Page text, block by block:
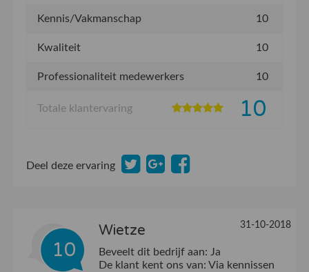
Kennis/Vakmanschap 10
Kwaliteit 10
Professionaliteit medewerkers 10
Totale klantervaring 10
Deel deze ervaring
10
Wietze 31-10-2018
Beveelt dit bedrijf aan: Ja
De klant kent ons van: Via kennissen